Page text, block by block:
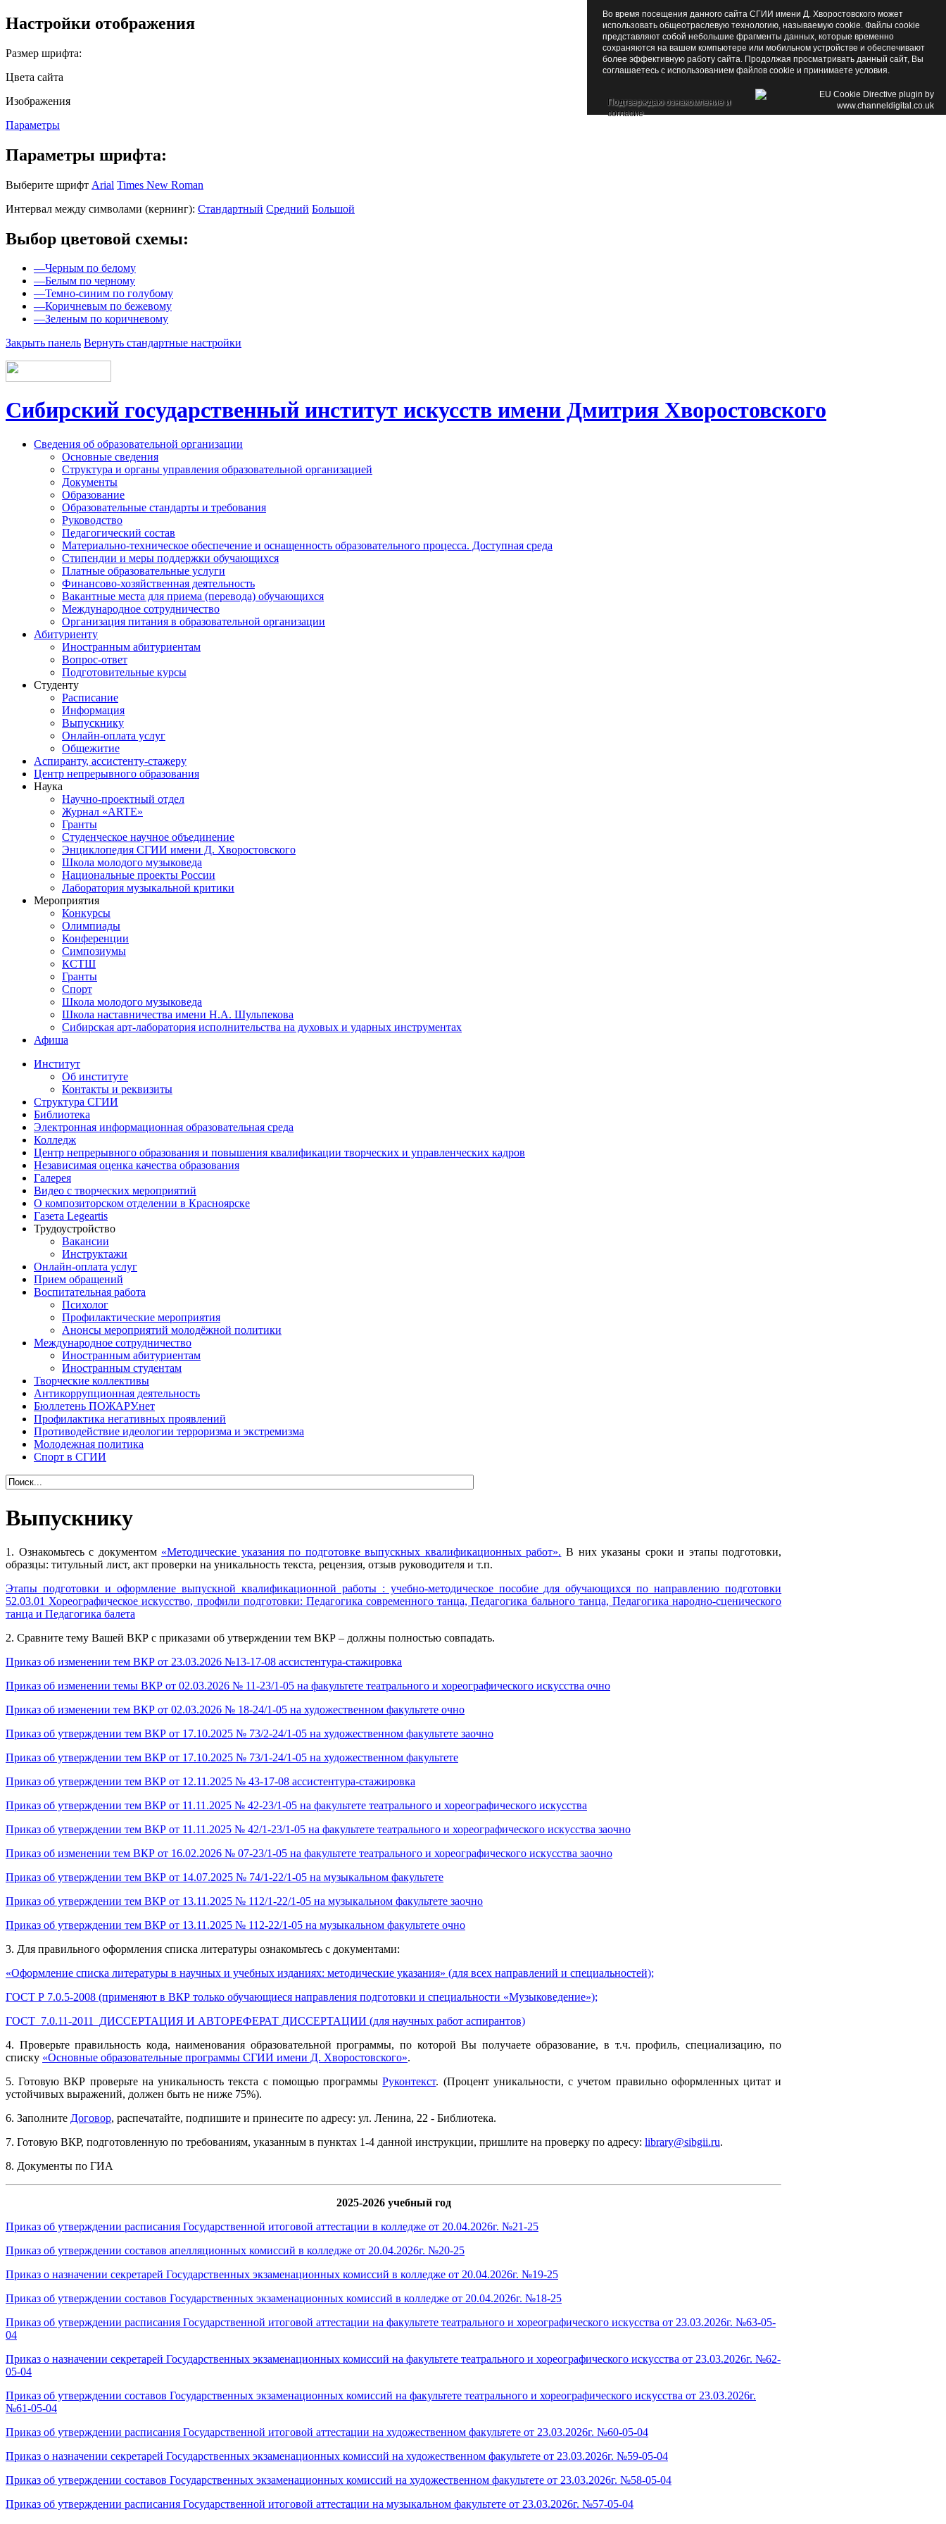
Настройки отображения
Размер шрифта:
Цвета сайта
Изображения
Параметры
Параметры шрифта:
Выберите шрифт Arial Times New Roman
Интервал между символами (кернинг): Стандартный Средний Большой
Выбор цветовой схемы:
—Черным по белому
—Белым по черному
—Темно-синим по голубому
—Коричневым по бежевому
—Зеленым по коричневому
Закрыть панель Вернуть стандартные настройки
Сибирский государственный институт искусств имени Дмитрия Хворостовского
Сведения об образовательной организации
Основные сведения
Структура и органы управления образовательной организацией
Документы
Образование
Образовательные стандарты и требования
Руководство
Педагогический состав
Материально-техническое обеспечение и оснащенность образовательного процесса. Доступная среда
Стипендии и меры поддержки обучающихся
Платные образовательные услуги
Финансово-хозяйственная деятельность
Вакантные места для приема (перевода) обучающихся
Международное сотрудничество
Организация питания в образовательной организации
Абитуриенту
Иностранным абитуриентам
Вопрос-ответ
Подготовительные курсы
Студенту
Расписание
Информация
Выпускнику
Онлайн-оплата услуг
Общежитие
Аспиранту, ассистенту-стажеру
Центр непрерывного образования
Наука
Научно-проектный отдел
Журнал «ARTE»
Гранты
Студенческое научное объединение
Энциклопедия СГИИ имени Д. Хворостовского
Школа молодого музыковеда
Национальные проекты России
Лаборатория музыкальной критики
Мероприятия
Конкурсы
Олимпиады
Конференции
Симпозиумы
КСТШ
Гранты
Спорт
Школа молодого музыковеда
Школа наставничества имени Н.А. Шульпекова
Сибирская арт-лаборатория исполнительства на духовых и ударных инструментах
Афиша
Институт
Об институте
Контакты и реквизиты
Структура СГИИ
Библиотека
Электронная информационная образовательная среда
Колледж
Центр непрерывного образования и повышения квалификации творческих и управленческих кадров
Независимая оценка качества образования
Галерея
Видео с творческих мероприятий
О композиторском отделении в Красноярске
Газета Legeartis
Трудоустройство
Вакансии
Инструктажи
Онлайн-оплата услуг
Прием обращений
Воспитательная работа
Психолог
Профилактические мероприятия
Анонсы мероприятий молодёжной политики
Международное сотрудничество
Иностранным абитуриентам
Иностранным студентам
Творческие коллективы
Антикоррупционная деятельность
Бюллетень ПОЖАРУ.нет
Профилактика негативных проявлений
Противодействие идеологии терроризма и экстремизма
Молодежная политика
Спорт в СГИИ
Выпускнику
1. Ознакомьтесь с документом «Методические указания по подготовке выпускных квалификационных работ». В них указаны сроки и этапы подготовки,
образцы: титульный лист, акт проверки на уникальность текста, рецензия, отзыв руководителя и т.п.
Этапы подготовки и оформление выпускной квалификационной работы : учебно-методическое пособие для обучающихся по направлению подготовки
52.03.01 Хореографическое искусство, профили подготовки: Педагогика современного танца, Педагогика бального танца, Педагогика народно-сценического
танца и Педагогика балета
2. Сравните тему Вашей ВКР с приказами об утверждении тем ВКР – должны полностью совпадать.
Приказ об изменении тем ВКР от 23.03.2026 №13-17-08 ассистентура-стажировка
Приказ об изменении темы ВКР от 02.03.2026 № 11-23/1-05 на факультете театрального и хореографического искусства очно
Приказ об изменении тем ВКР от 02.03.2026 № 18-24/1-05 на художественном факультете очно
Приказ об утверждении тем ВКР от 17.10.2025 № 73/2-24/1-05 на художественном факультете заочно
Приказ об утверждении тем ВКР от 17.10.2025 № 73/1-24/1-05 на художественном факультете
Приказ об утверждении тем ВКР от 12.11.2025 № 43-17-08 ассистентура-стажировка
Приказ об утверждении тем ВКР от 11.11.2025 № 42-23/1-05 на факультете театрального и хореографического искусства
Приказ об утверждении тем ВКР от 11.11.2025 № 42/1-23/1-05 на факультете театрального и хореографического искусства заочно
Приказ об изменении тем ВКР от 16.02.2026 № 07-23/1-05 на факультете театрального и хореографического искусства заочно
Приказ об утверждении тем ВКР от 14.07.2025 № 74/1-22/1-05 на музыкальном факультете
Приказ об утверждении тем ВКР от 13.11.2025 № 112/1-22/1-05 на музыкальном факультете заочно
Приказ об утверждении тем ВКР от 13.11.2025 № 112-22/1-05 на музыкальном факультете очно
3. Для правильного оформления списка литературы ознакомьтесь с документами:
«Оформление списка литературы в научных и учебных изданиях: методические указания» (для всех направлений и специальностей);
ГОСТ Р 7.0.5-2008 (применяют в ВКР только обучающиеся направления подготовки и специальности «Музыковедение»);
ГОСТ_7.0.11-2011_ДИССЕРТАЦИЯ И АВТОРЕФЕРАТ ДИССЕРТАЦИИ (для научных работ аспирантов)
4. Проверьте правильность кода, наименования образовательной программы, по которой Вы получаете образование, в т.ч. профиль, специализацию, по
списку «Основные образовательные программы СГИИ имени Д. Хворостовского».
5. Готовую ВКР проверьте на уникальность текста с помощью программыРуконтекст. (Процент уникальности, с учетом правильно оформленных цитат и
устойчивых выражений, должен быть не ниже 75%).
6. Заполните Договор, распечатайте, подпишите и принесите по адресу: ул. Ленина, 22 - Библиотека.
7. Готовую ВКР, подготовленную по требованиям, указанным в пунктах 1-4 данной инструкции, пришлите на проверку по адресу: library@sibgii.ru.
8. Документы по ГИА
2025-2026 учебный год
Приказ об утверждении расписания Государственной итоговой аттестации в колледже от 20.04.2026г. №21-25
Приказ об утверждении составов апелляционных комиссий в колледже от 20.04.2026г. №20-25
Приказ о назначении секретарей Государственных экзаменационных комиссий в колледже от 20.04.2026г. №19-25
Приказ об утверждении составов Государственных экзаменационных комиссий в колледже от 20.04.2026г. №18-25
Приказ об утверждении расписания Государственной итоговой аттестации на факультете театрального и хореографического искусства от 23.03.2026г. №63-05-
04
Приказ о назначении секретарей Государственных экзаменационных комиссий на факультете театрального и хореографического искусства от 23.03.2026г. №62-
05-04
Приказ об утверждении составов Государственных экзаменационных комиссий на факультете театрального и хореографического искусства от 23.03.2026г.
№61-05-04
Приказ об утверждении расписания Государственной итоговой аттестации на художественном факультете от 23.03.2026г. №60-05-04
Приказ о назначении секретарей Государственных экзаменационных комиссий на художественном факультете от 23.03.2026г. №59-05-04
Приказ об утверждении составов Государственных экзаменационных комиссий на художественном факультете от 23.03.2026г. №58-05-04
Приказ об утверждении расписания Государственной итоговой аттестации на музыкальном факультете от 23.03.2026г. №57-05-04
О
внесении
об
утверждении
Государственных
Во время посещения данного сайта СГИИ имени Д. Хворостовского может
использовать общеотраслевую технологию, называемую cookie. Файлы cookie
представляют собой небольшие фрагменты данных, которые временно
сохраняются на вашем компьютере или мобильном устройстве и обеспечивают
более эффективную работу сайта. Продолжая просматривать данный сайт, Вы
соглашаетесь с использованием файлов cookie и принимаете условия.
Подтверждаю ознакомление и
согласие